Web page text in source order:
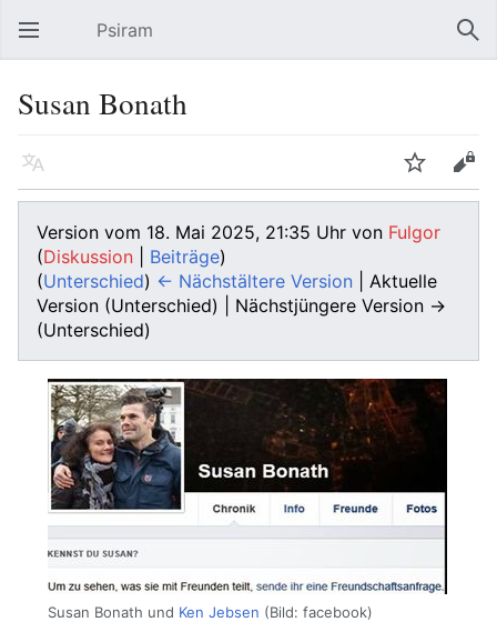
Hauptmenü öffnen Psiram
Susan Bonath
Sprache Beobachten Bearbeiten
Version vom 18. Mai 2025, 21:35 Uhr von Fulgor
(Diskussion Beiträge)
(Unterschied) ← Nächstältere Version | Aktuelle
Version (Unterschied) | Nächstjüngere Version →
(Unterschied)
Susan Bonath und Ken Jebsen (Bild: facebook)